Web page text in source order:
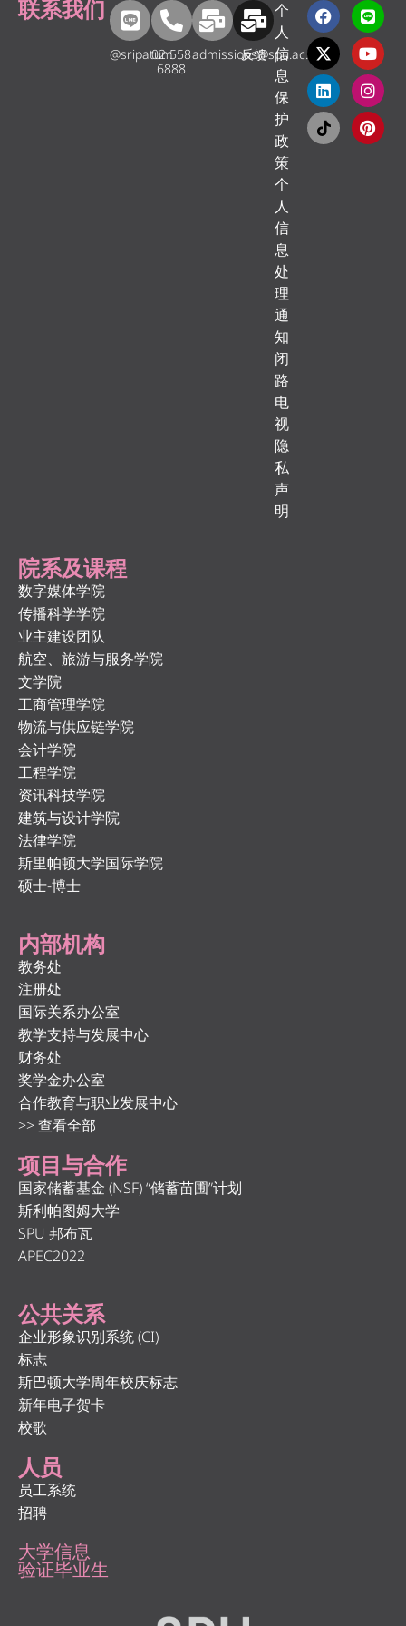
院系及课程
数字媒体学院
传播科学学院
业主建设团队
航空、旅游与服务学院
文学院
工商管理学院
物流与供应链学院
会计学院
工程学院
资讯科技学院
建筑与设计学院
法律学院
斯里帕顿大学国际学院
硕士-博士
内部机构
教务处
注册处
国际关系办公室
教学支持与发展中心
财务处
奖学金办公室
合作教育与职业发展中心
>> 查看全部
项目与合作
国家储蓄基金 (NSF) “储蓄苗圃”计划
斯利帕图姆大学
SPU 邦布瓦
APEC2022
公共关系
企业形象识别系统 (CI)
标志
斯巴顿大学周年校庆标志
新年电子贺卡
校歌
人员
员工系统
招聘
大学信息
验证毕业生
联系我们
@sripatum02 558
6888
admissions@spu.ac.th
反馈
个
人
信
息
保
护
政
策
个
人
信
息
处
理
通
知
闭
路
电
视
隐
私
声
明